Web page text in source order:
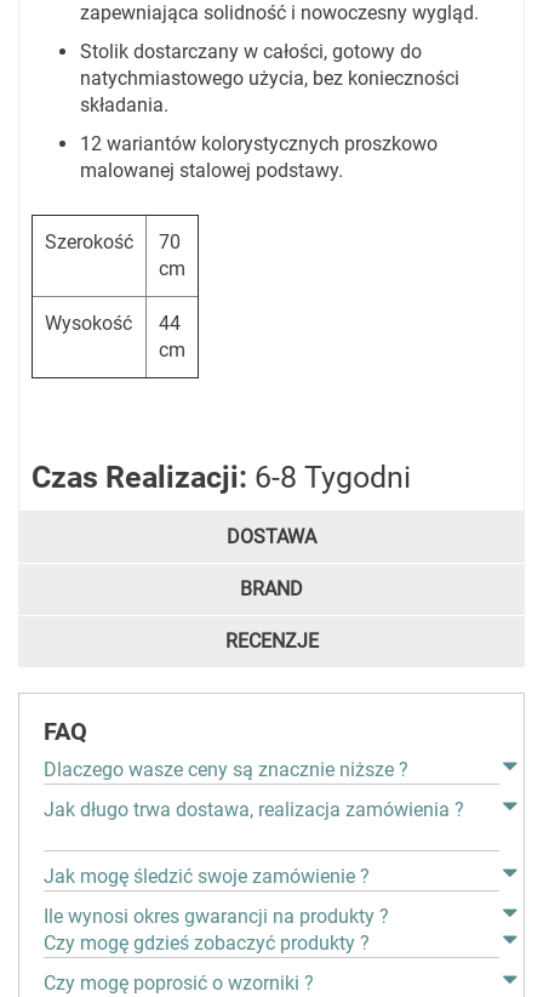
zapewniająca solidność i nowoczesny wygląd.
Stolik dostarczany w całości, gotowy do
natychmiastowego użycia, bez konieczności
składania.
12 wariantów kolorystycznych proszkowo
malowanej stalowej podstawy.
Szerokość
70
cm
Wysokość
44
cm
Czas Realizacji: 6-8 Tygodni
DOSTAWA
BRAND
RECENZJE
FAQ
Dlaczego wasze ceny są znacznie niższe ?
Jak długo trwa dostawa, realizacja zamówienia ?
Jak mogę śledzić swoje zamówienie ?
Ile wynosi okres gwarancji na produkty ?
Czy mogę gdzieś zobaczyć produkty ?
Czy mogę poprosić o wzorniki ?